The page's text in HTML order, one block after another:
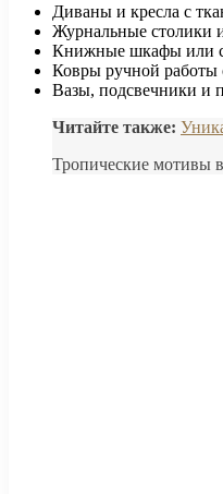
Диваны и кресла с
Журнальные столики
Книжные шкафы или
Ковры ручной работы
Вазы, подсвечники и
Читайте также:
Тропические мотивы